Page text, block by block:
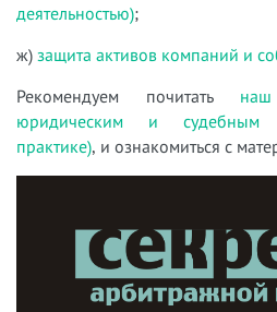
деятельностью);
ж) защита активов компаний и
Рекомендуем почитать
юридическим и судебным
практике), и ознакомиться с